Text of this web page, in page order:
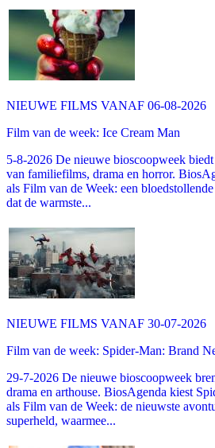
NIEUWE FILMS VANAF 06-08-2026
Film van de week: Ice Cream Man
5-8-2026 De nieuwe bioscoopweek biedt
van familiefilms, drama en horror.
als Film van de Week: een
dat de warmste...
NIEUWE FILMS VANAF 30-07-2026
Film van de week: Spider-Man: Brand
29-7-2026 De nieuwe bioscoopweek
drama en arthouse. BiosAgenda kiest
als Film van de Week: de nieuwste
superheld, waarmee...